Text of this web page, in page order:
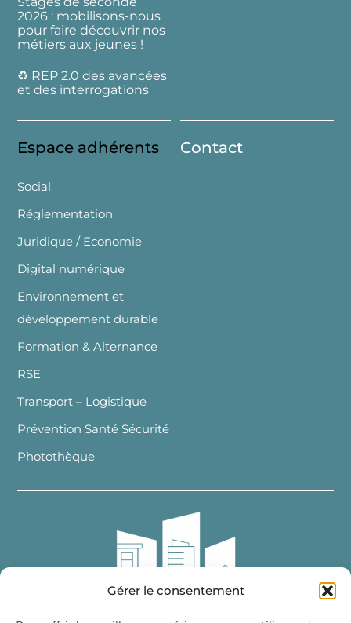
Gérer le consentement
2026 : mobilisons-nous
pour faire découvrir nos
métiers aux jeunes !
♻️ REP 2.0 des avancées
et des interrogations
Espace adhérents
Social
Réglementation
Juridique / Economie
Digital numérique
Environnement et
développement durable
Formation & Alternance
RSE
Transport – Logistique
Prévention Santé Sécurité
Photothèque
Contact